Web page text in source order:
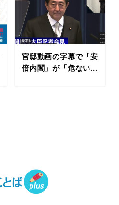
官邸動画の字幕で「安
倍内閣」が「危ない...